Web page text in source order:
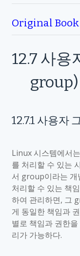
Original Book
12.7 사용
group)
12.7.1 사용자
Linux시스템에서
를 처리할 수 있는
서 group이라는
처리할 수 있는 책
하여 관리하면, 그
게 동일한 책임과
별로 책임과 권한
리가 가능하다.